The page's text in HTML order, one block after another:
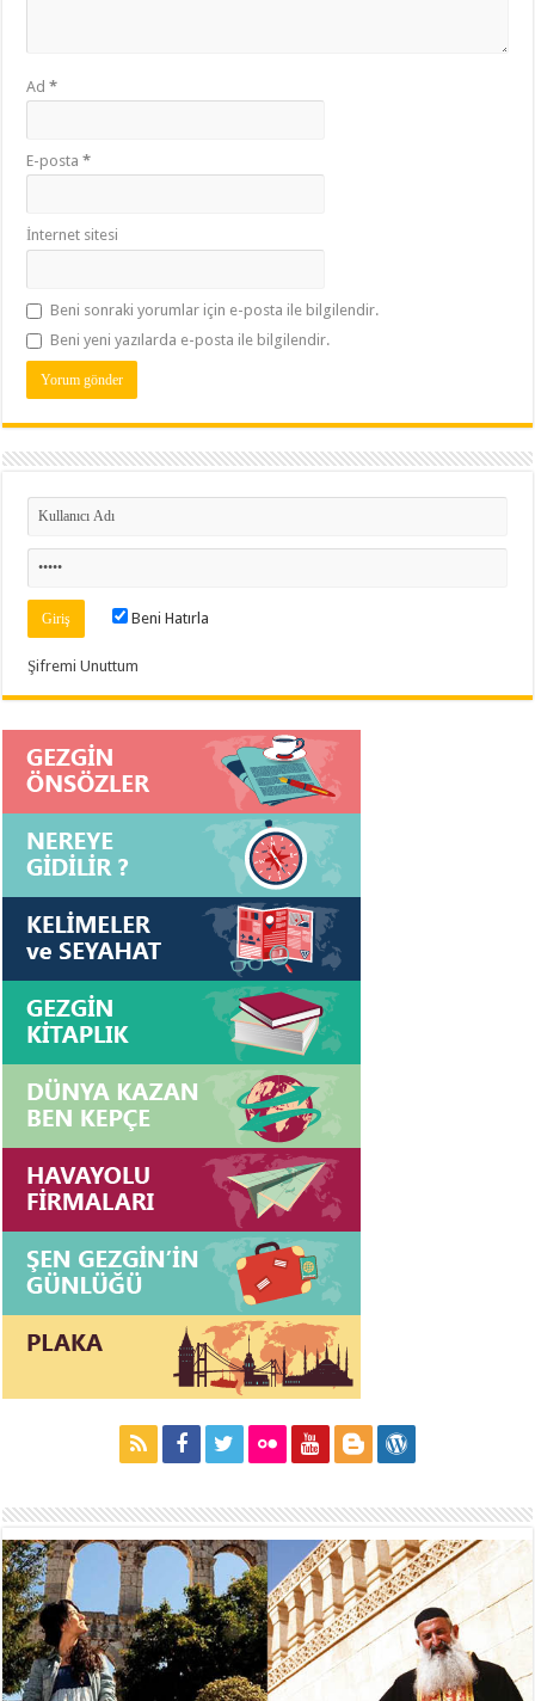
Ad*
E-posta*
İnternet sitesi
Beni sonraki yorumlar için e-posta ile bilgilendir.
Beni yeni yazılarda e-posta ile bilgilendir.
Beni Hatırla
Şifremi Unuttum